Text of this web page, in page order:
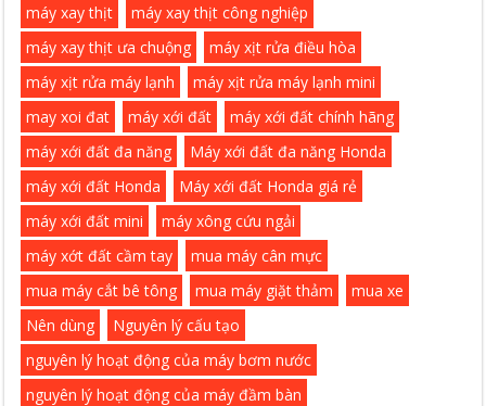
máy xay thịt
máy xay thịt công nghiệp
máy xay thịt ưa chuộng
máy xịt rửa điều hòa
máy xịt rửa máy lạnh
máy xịt rửa máy lạnh mini
may xoi đat
máy xới đất
máy xới đất chính hãng
máy xới đất đa năng
Máy xới đất đa năng Honda
máy xới đất Honda
Máy xới đất Honda giá rẻ
máy xới đất mini
máy xông cứu ngải
máy xớt đất cầm tay
mua máy cân mực
mua máy cắt bê tông
mua máy giặt thảm
mua xe
Nên dùng
Nguyên lý cấu tạo
nguyên lý hoạt động của máy bơm nước
nguyên lý hoạt động của máy đầm bàn